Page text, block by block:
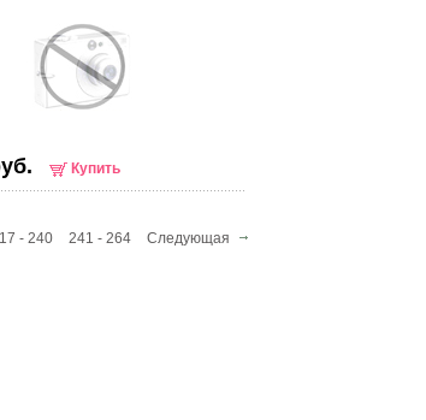
Купить
- 240 241 - 264 Следующая